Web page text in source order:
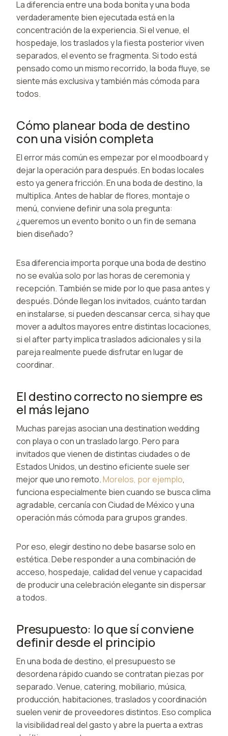
La diferencia entre una boda bonita y una boda
verdaderamente bien ejecutada está en la
concentración de la experiencia. Si el venue, el
hospedaje, los traslados y la fiesta posterior viven
separados, el evento se fragmenta. Si todo está
pensado como un mismo recorrido, la boda fluye, se
siente más exclusiva y también más cómoda para
todos.
Cómo planear boda de destino
con una visión completa
El error más común es empezar por el moodboard y
dejar la operación para después. En bodas locales
esto ya genera fricción. En una boda de destino, la
multiplica. Antes de hablar de flores, montaje o
menú, conviene definir una sola pregunta:
¿queremos un evento bonito o un fin de semana
bien diseñado?
Esa diferencia importa porque una boda de destino
no se evalúa solo por las horas de ceremonia y
recepción. También se mide por lo que pasa antes y
después. Dónde llegan los invitados, cuánto tardan
en instalarse, si pueden descansar cerca, si hay que
mover a adultos mayores entre distintas locaciones,
si el after party implica traslados adicionales y si la
pareja realmente puede disfrutar en lugar de
coordinar.
El destino correcto no siempre es
el más lejano
Muchas parejas asocian una destination wedding
con playa o con un traslado largo. Pero para
invitados que vienen de distintas ciudades o de
Estados Unidos, un destino eficiente suele ser
mejor que uno remoto.Morelos, por ejemplo,
funciona especialmente bien cuando se busca clima
agradable, cercanía con Ciudad de México y una
operación más cómoda para grupos grandes.
Por eso, elegir destino no debe basarse solo en
estética. Debe responder a una combinación de
acceso, hospedaje, calidad del venue y capacidad
de producir una celebración elegante sin dispersar
a todos.
Presupuesto: lo que sí conviene
definir desde el principio
En una boda de destino, el presupuesto se
desordena rápido cuando se contratan piezas por
separado. Venue, catering, mobiliario, música,
producción, habitaciones, traslados y coordinación
suelen venir de proveedores distintos. Eso complica
la visibilidad real del gasto y abre la puerta a extras